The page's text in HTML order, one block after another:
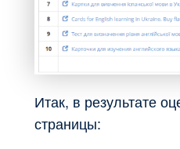
Итак, в результате
страницы: